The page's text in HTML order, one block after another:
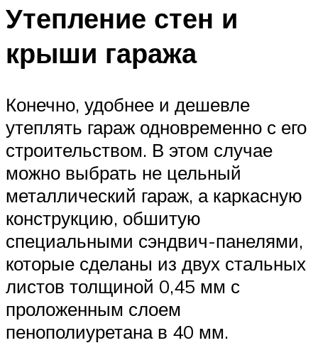
Утепление стен и
крыши гаража
Конечно, удобнее и дешевле
утеплять гараж одновременно с его
строительством. В этом случае
можно выбрать не цельный
металлический гараж, а каркасную
конструкцию, обшитую
специальными сэндвич-панелями,
которые сделаны из двух стальных
листов толщиной 0,45 мм с
проложенным слоем
пенополиуретана в 40 мм.